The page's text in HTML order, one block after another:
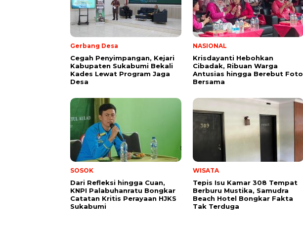
Gerbang Desa
Cegah Penyimpangan, Kejari
Kabupaten Sukabumi Bekali
Kades Lewat Program Jaga
Desa
NASIONAL
Krisdayanti Hebohkan
Cibadak, Ribuan Warga
Antusias hingga Berebut Foto
Bersama
SOSOK
Dari Refleksi hingga Cuan,
KNPI Palabuhanratu Bongkar
Catatan Kritis Perayaan HJKS
Sukabumi
WISATA
Tepis Isu Kamar 308 Tempat
Berburu Mustika, Samudra
Beach Hotel Bongkar Fakta
Tak Terduga